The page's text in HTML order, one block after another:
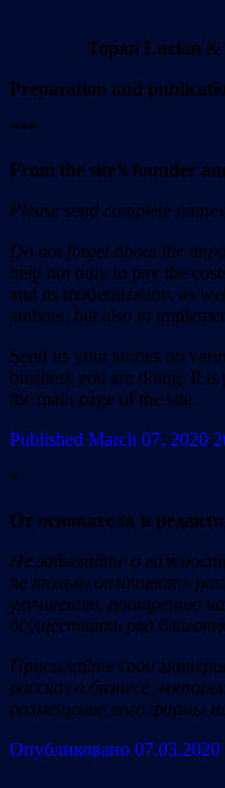
Topan Lucian &
Preparation and
***
From the site’s founder
Please send complete
Do not forget about the
help not only to pay the
and its modernization, as
authors, but also to
Send us your stories on
business you are doing. It
the main page of the site.
Published March 07, 2020
*
От основателя и
Не забывайте о
не только оплачивать
улучшению, поощрению
осуществить ряд
Присылайте свои
рассказ о бизнесе,
размещение лого фирмы
Опубликовано